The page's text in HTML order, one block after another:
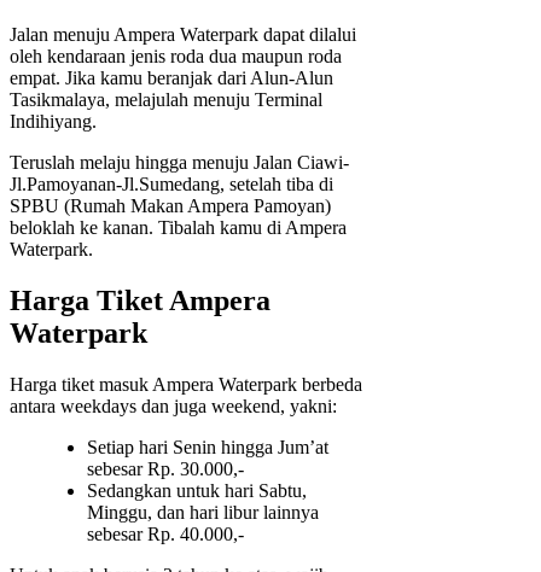
Jalan menuju Ampera Waterpark dapat dilalui
oleh kendaraan jenis roda dua maupun roda
empat. Jika kamu beranjak dari Alun-Alun
Tasikmalaya, melajulah menuju Terminal
Indihiyang.
Teruslah melaju hingga menuju Jalan Ciawi-
Jl.Pamoyanan-Jl.Sumedang, setelah tiba di
SPBU (Rumah Makan Ampera Pamoyan)
beloklah ke kanan. Tibalah kamu di Ampera
Waterpark.
Harga Tiket Ampera
Waterpark
Harga tiket masuk Ampera Waterpark berbeda
antara weekdays dan juga weekend, yakni:
Setiap hari Senin hingga Jum’at
sebesar Rp. 30.000,-
Sedangkan untuk hari Sabtu,
Minggu, dan hari libur lainnya
sebesar Rp. 40.000,-